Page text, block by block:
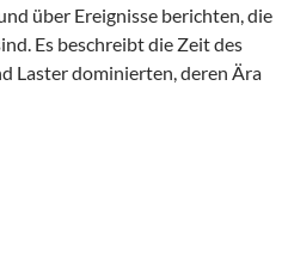
über Ereignisse berichten, die
Es beschreibt die Zeit des
Laster dominierten, deren Ära
Ording am 23. Mai 2018, 19:30